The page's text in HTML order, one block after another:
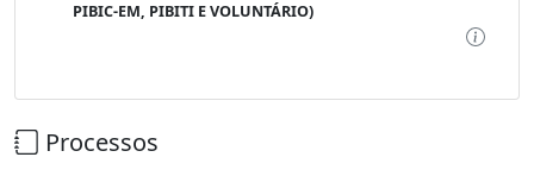
PIBIC-EM, PIBITI E VOLUNTÁRIO)
Processos